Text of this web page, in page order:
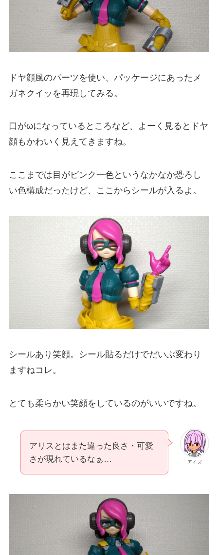
ドヤ顔風のパーツを使い、パッケージにあったメ
ガネクイッを再現してみる。
口がωになっているところなど、よーく見るとドヤ
顔もかわいく見えてきますね。
ここまでは目がピンク一色というなかなか恐ろし
い色構成だったけど、ここからシールが入るよ。
シールあり笑顔。シール貼るだけでだいぶ変わり
ますねコレ。
とても柔らかい笑顔をしているのがいいですね。
アイズ
アリスとはまた違った良さ・可愛
さが現れているなぁ…